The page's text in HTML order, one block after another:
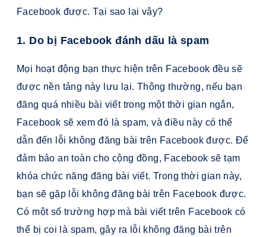
Facebook được. Tại sao lại vậy?
1. Do bị Facebook đánh dấu là spam
Mọi hoạt động bạn thực hiện trên Facebook đều sẽ
được nền tảng này lưu lại. Thông thường, nếu bạn
đăng quá nhiều bài viết trong một thời gian ngắn,
Facebook sẽ xem đó là spam, và điều này có thể
dẫn đến lỗi không đăng bài trên Facebook được. Để
đảm bảo an toàn cho cộng đồng, Facebook sẽ tạm
khóa chức năng đăng bài viết. Trong thời gian này,
bạn sẽ gặp lỗi không đăng bài trên Facebook được.
Có một số trường hợp mà bài viết trên Facebook có
thể bị coi là spam, gây ra lỗi không đăng bài trên